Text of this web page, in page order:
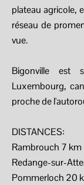
plateau agricole,
réseau de
vue.
Bigonville est
Luxembourg,
proche de
DISTANCES:
Rambrouch 7 km
Redange-sur-
Pommerloch 20